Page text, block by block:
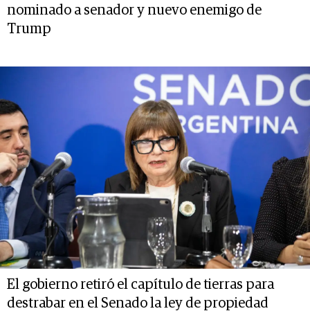
nominado a senador y nuevo enemigo de
Trump
El gobierno retiró el capítulo de tierras para
destrabar en el Senado la ley de propiedad